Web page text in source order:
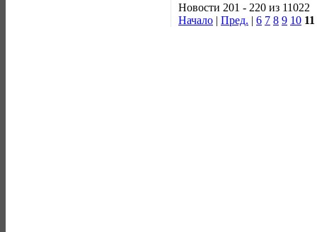
Новости 201 - 220 из 11022
Начало | Пред. | 6 7 8 9 10 11